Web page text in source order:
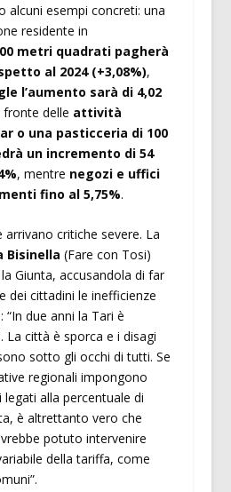
alcuni esempi concreti: una
residente in
metri quadrati pagherà
al 2024 (+3,08%),
l’aumento sarà di 4,02
fronte delle attività
o una pasticceria di 100
un incremento di 54
, mentre negozi e uffici
fino al 5,75%.
arrivano critiche severe. La
Bisinella (Fare con Tosi)
Giunta, accusandola di far
dei cittadini le inefficienze
due anni la Tari è
La città è sporca e i disagi
sotto gli occhi di tutti. Se
regionali impongono
alla percentuale di
è altrettanto vero che
potuto intervenire
della tariffa, come